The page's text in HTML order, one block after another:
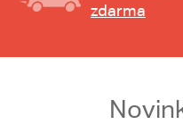
zdarma